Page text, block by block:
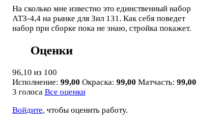
На сколько мне известно это единственный набор
АТЗ-4,4 на рынке для Зил 131. Как себя поведет
набор при сборке пока не знаю, стройка покажет.
Оценки
96,10 из 100
Исполнение: 99,00 Окраска: 99,00 Матчасть: 99,00
3 голоса Все оценки
Войдите, чтобы оценить работу.